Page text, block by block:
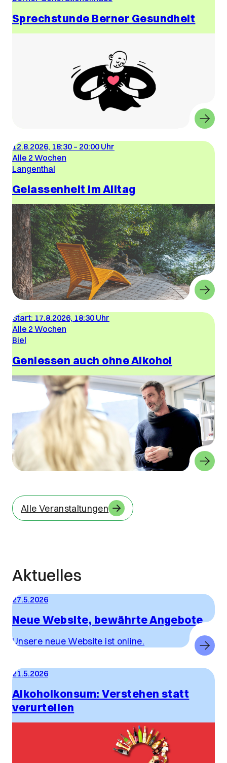
Sprechstunde Berner Gesundheit
12.8.2026, 18:30 – 20:00 Uhr
Alle 2 Wochen
Langenthal
Gelassenheit im Alltag
Start: 17.8.2026, 18:30 Uhr
Alle 2 Wochen
Biel
Geniessen auch ohne Alkohol
Alle Veranstaltungen
Aktuelles
27.5.2026
Neue Website, bewährte Angebote
Unsere neue Website ist online.
21.5.2026
Alkoholkonsum: Verstehen statt
verurteilen